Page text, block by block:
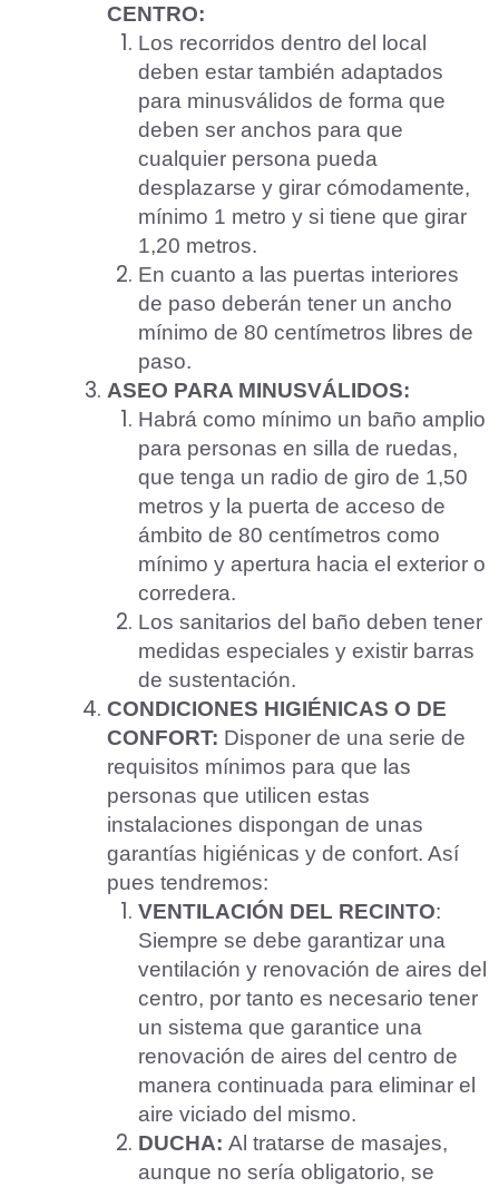
CENTRO:
Los recorridos dentro del local
deben estar también adaptados
para minusválidos de forma que
deben ser anchos para que
cualquier persona pueda
desplazarse y girar cómodamente,
mínimo 1 metro y si tiene que girar
1,20 metros.
En cuanto a las puertas interiores
de paso deberán tener un ancho
mínimo de 80 centímetros libres de
paso.
ASEO PARA MINUSVÁLIDOS:
Habrá como mínimo un baño amplio
para personas en silla de ruedas,
que tenga un radio de giro de 1,50
metros y la puerta de acceso de
ámbito de 80 centímetros como
mínimo y apertura hacia el exterior o
corredera.
Los sanitarios del baño deben tener
medidas especiales y existir barras
de sustentación.
CONDICIONES HIGIÉNICAS O DE
CONFORT: Disponer de una serie de
requisitos mínimos para que las
personas que utilicen estas
instalaciones dispongan de unas
garantías higiénicas y de confort. Así
pues tendremos:
VENTILACIÓN DEL RECINTO:
Siempre se debe garantizar una
ventilación y renovación de aires del
centro, por tanto es necesario tener
un sistema que garantice una
renovación de aires del centro de
manera continuada para eliminar el
aire viciado del mismo.
DUCHA: Al tratarse de masajes,
aunque no sería obligatorio, se